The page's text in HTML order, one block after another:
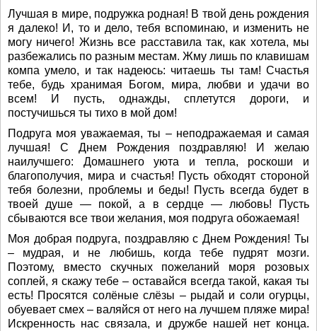
Лучшая в мире, подружка родная! В твой день рождения
я далеко! И, то и дело, тебя вспоминаю, и изменить не
могу ничего! Жизнь все расставила так, как хотела, мы
разбежались по разным местам. Жму лишь по клавишам
компа умело, и так надеюсь: читаешь ты там! Счастья
тебе, будь хранимая Богом, мира, любви и удачи во
всем! И пусть, однажды, сплетутся дороги, и
постучишься ты тихо в мой дом!
Подруга моя уважаемая, ты – неподражаемая и самая
лучшая! С Днем Рождения поздравляю! И желаю
наилучшего: Домашнего уюта и тепла, роскоши и
благополучия, мира и счастья! Пусть обходят стороной
тебя болезни, проблемы и беды! Пусть всегда будет в
твоей душе — покой, а в сердце — любовь! Пусть
сбываются все твои желания, моя подруга обожаемая!
Моя добрая подруга, поздравляю с Днем Рождения! Ты
– мудрая, и не любишь, когда тебе пудрят мозги.
Поэтому, вместо скучных пожеланий моря розовых
соплей, я скажу тебе – оставайся всегда такой, какая ты
есть! Просятся солёные слёзы – рыдай и соли огурцы,
обуевает смех – валяйся от него на лучшем пляже мира!
Искренность нас связала, и дружбе нашей нет конца.